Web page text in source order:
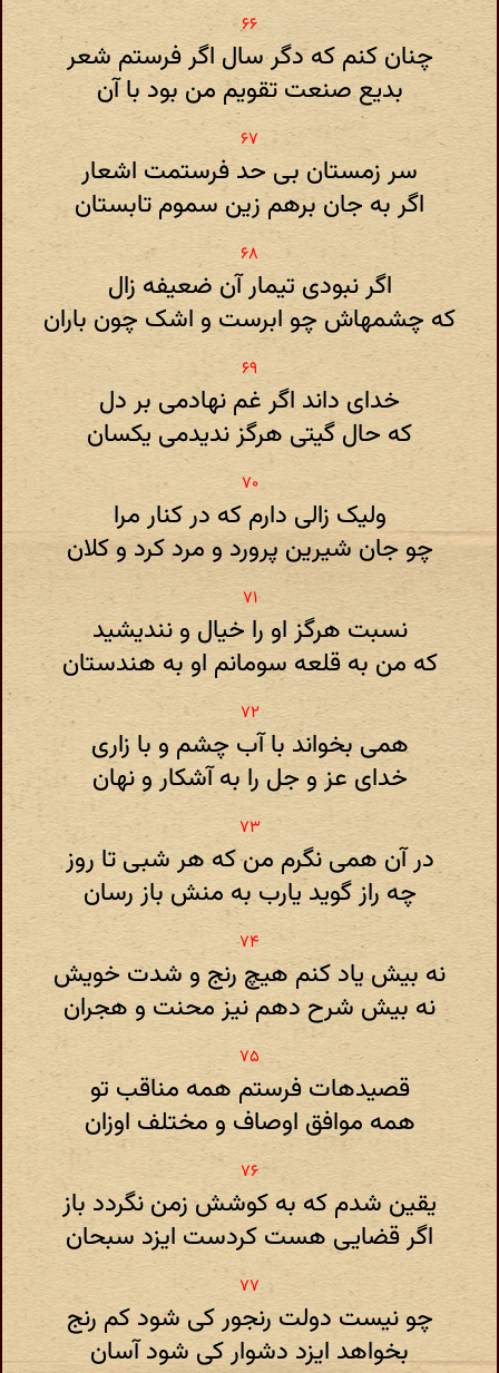
چنان کنم که دگر سال اگر فرستم شعر
بدیع صنعت تقویم من بود با آن
سر زمستان بی حد فرستمت اشعار
اگر به جان برهم زین سموم تابستان
اگر نبودی تیمار آن ضعیفه زال
که چشمهاش چو ابرست و اشک چون باران
خدای داند اگر غم نهادمی بر دل
که حال گیتی هرگز ندیدمی یکسان
ولیک زالی دارم که در کنار مرا
چو جان شیرین پرورد و مرد کرد و کلان
نسبت هرگز او را خیال و نندیشید
که من به قلعه سومانم او به هندستان
همی بخواند با آب چشم و با زاری
خدای عز و جل را به آشکار و نهان
در آن همی نگرم من که هر شبی تا روز
چه راز گوید یارب به منش باز رسان
نه بیش یاد کنم هیچ رنج و شدت خویش
نه بیش شرح دهم نیز محنت و هجران
قصیدهات فرستم همه مناقب تو
همه موافق اوصاف و مختلف اوزان
یقین شدم که به کوشش زمن نگردد باز
اگر قضایی هست کردست ایزد سبحان
چو نیست دولت رنجور کی شود کم رنج
بخواهد ایزد دشوار کی شود آسان